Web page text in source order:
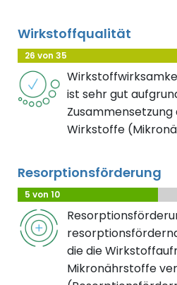
Wirkstoffqualität
26 von 35
ist sehr gut
Wirkstoffe
Resorptionsförderung
5 von 10
die die
Mikronährstoffe